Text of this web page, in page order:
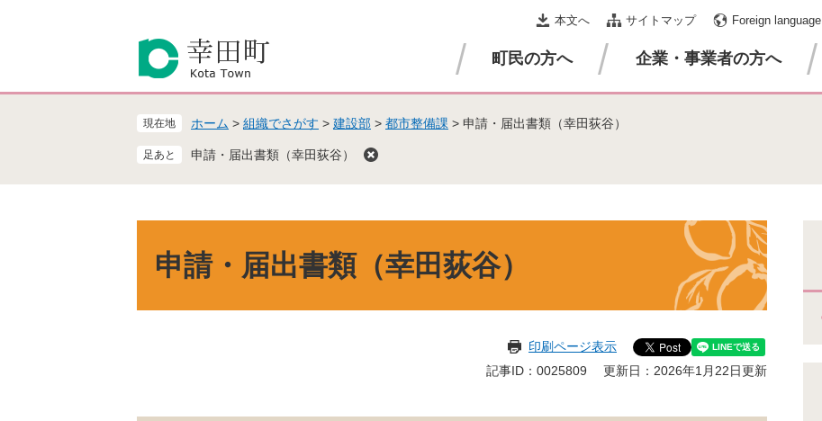
先
を
本
本文へ サイトマップ Foreign language
町民の方へ 企業・事業者の方へ
現在地 ホーム > 組織でさがす > 建設部 > 都市整備課 > 申請・届出書類（幸田荻谷）
申請・届出書類（幸田荻谷）
申請・届出書類（幸田荻谷）
印刷ページ表示
記事ID：0025809
更新日：2026年1月22日更新